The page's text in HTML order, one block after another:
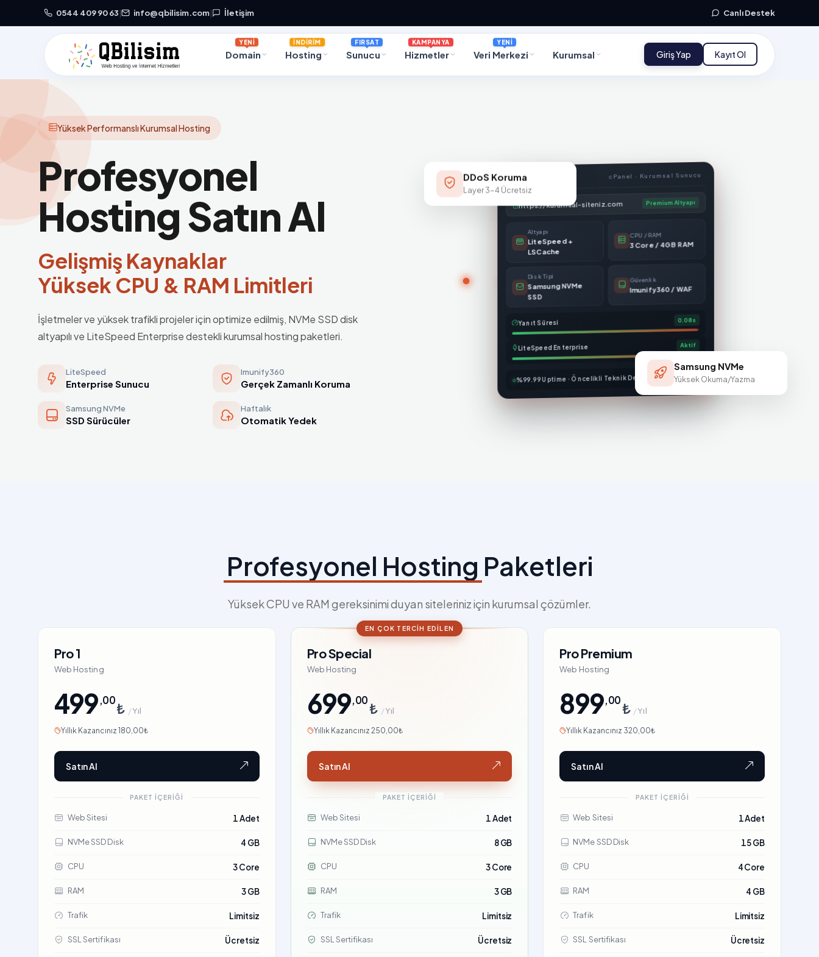
0544 409 90 63| info@qbilisim.com| İletişim Canlı Destek
YENİ
Domain
İNDİRİM
Hosting
FIRSAT
Sunucu
KAMPANYA
Hizmetler
YENİ
Veri Merkezi Kurumsal Giriş Yap Kayıt Ol
Yüksek Performanslı Kurumsal Hosting
Profesyonel
Hosting Satın Al
Gelişmiş Kaynaklar
Yüksek CPU & RAM Limitleri
İşletmeler ve yüksek trafikli projeler için optimize edilmiş, NVMe SSD disk
altyapılı ve LiteSpeed Enterprise destekli kurumsal hosting paketleri.
LiteSpeed
Enterprise Sunucu
Imunify360
Gerçek Zamanlı Koruma
Samsung NVMe
SSD Sürücüler
Haftalık
Otomatik Yedek
cPanel · Kurumsal Sunucu
https://kurumsal-siteniz.com Premium Altyapı
Altyapı
LiteSpeed +
LSCache
CPU / RAM
3 Core / 4GB RAM
Disk Tipi
Samsung NVMe
SSD
Güvenlik
Imunify360 / WAF
Yanıt Süresi 0.08s
LiteSpeed Enterprise Aktif
%99.99 Uptime · Öncelikli Teknik Destek
DDoS Koruma
Layer 3-4 Ücretsiz
Samsung NVMe
Yüksek Okuma/Yazma
Profesyonel Hosting Paketleri
Yüksek CPU ve RAM gereksinimi duyan siteleriniz için kurumsal çözümler.
Pro 1
Web Hosting
499,00₺ /Yıl
Yıllık Kazancınız 180,00₺
Satın Al
PAKET İÇERIĞI
Web Sitesi 1 Adet
NVMe SSD Disk 4 GB
CPU 3 Core
RAM 3 GB
Trafik Limitsiz
SSL Sertifikası Ücretsiz
EN ÇOK TERCIH EDILEN
Pro Special
Web Hosting
699,00₺ /Yıl
Yıllık Kazancınız 250,00₺
Satın Al
PAKET İÇERIĞI
Web Sitesi 1 Adet
NVMe SSD Disk 8 GB
CPU 3 Core
RAM 3 GB
Trafik Limitsiz
SSL Sertifikası Ücretsiz
Pro Premium
Web Hosting
899,00₺ /Yıl
Yıllık Kazancınız 320,00₺
Satın Al
PAKET İÇERIĞI
Web Sitesi 1 Adet
NVMe SSD Disk 15 GB
CPU 4 Core
RAM 4 GB
Trafik Limitsiz
SSL Sertifikası Ücretsiz